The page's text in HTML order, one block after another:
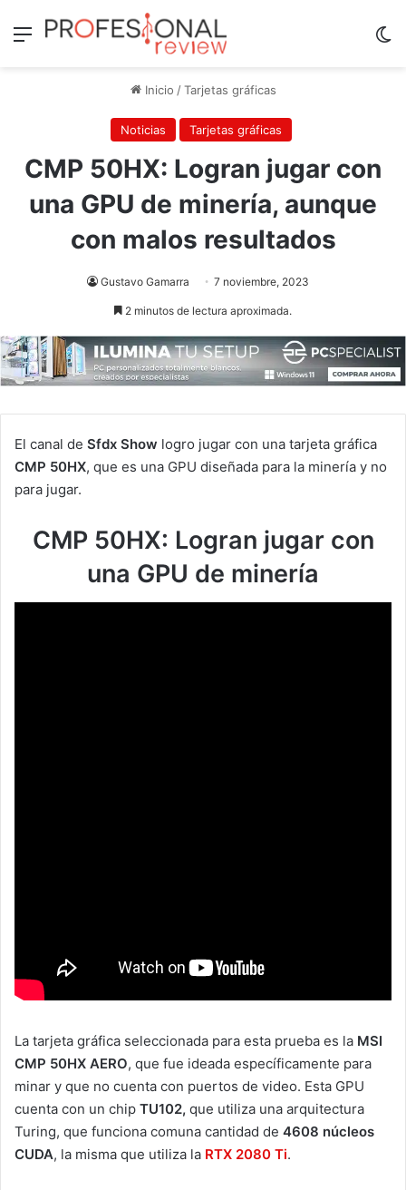
Menú
Inicio / Tarjetas gráficas
Noticias Tarjetas gráficas
CMP 50HX: Logran jugar con
una GPU de minería, aunque
con malos resultados
Gustavo Gamarra 7 noviembre, 2023
2 minutos de lectura aproximada.
El canal de Sfdx Show logro jugar con una tarjeta gráfica
CMP 50HX, que es una GPU diseñada para la minería y no
para jugar.
CMP 50HX: Logran jugar con
una GPU de minería
La tarjeta gráfica seleccionada para esta prueba es la MSI
CMP 50HX AERO, que fue ideada específicamente para
minar y que no cuenta con puertos de video. Esta GPU
cuenta con un chip TU102, que utiliza una arquitectura
Turing, que funciona comuna cantidad de 4608 núcleos
CUDA, la misma que utiliza la RTX 2080 Ti.